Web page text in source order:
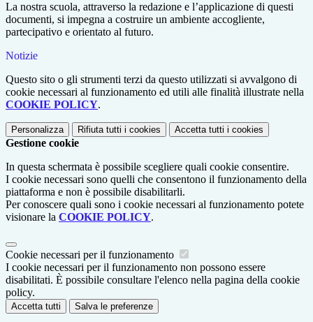
La nostra scuola, attraverso la redazione e l’applicazione di questi
documenti, si impegna a costruire un ambiente accogliente,
partecipativo e orientato al futuro.
Notizie
Questo sito o gli strumenti terzi da questo utilizzati si avvalgono di
cookie necessari al funzionamento ed utili alle finalità illustrate nella
COOKIE POLICY.
Personalizza Rifiuta tutti i cookies Accetta tutti i cookies
Gestione cookie
In questa schermata è possibile scegliere quali cookie consentire.
I cookie necessari sono quelli che consentono il funzionamento della
piattaforma e non è possibile disabilitarli.
Per conoscere quali sono i cookie necessari al funzionamento potete
visionare la COOKIE POLICY.
Cookie necessari per il funzionamento
I cookie necessari per il funzionamento non possono essere
disabilitati. È possibile consultare l'elenco nella pagina della cookie
policy.
Accetta tutti Salva le preferenze